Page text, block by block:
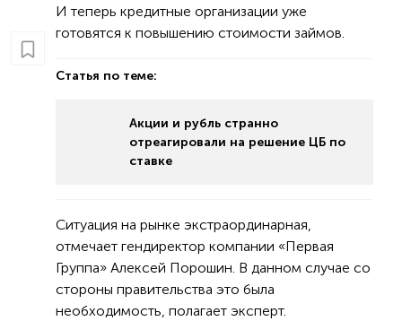
И теперь кредитные организации уже
готовятся к повышению стоимости займов.
Статья по теме:
Акции и рубль странно
отреагировали на решение ЦБ по
ставке
Ситуация на рынке экстраординарная,
отмечает гендиректор компании «Первая
Группа» Алексей Порошин. В данном случае со
стороны правительства это была
необходимость, полагает эксперт.